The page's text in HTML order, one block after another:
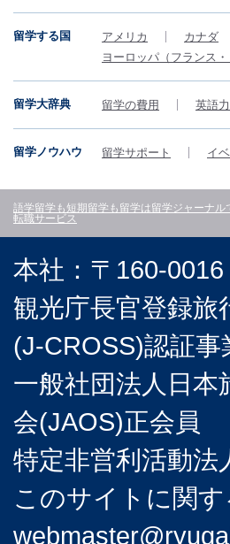
留学する国 アメリカ カナダ
ヨーロッパ（フランス
留学大辞典 留学の費用 英語
留学ノウハウ 留学サポート イ
語学留学も短期留学も留学は留学ジャーナル
転職サービス
本社：〒160-
観光庁長官登録
(J-CROSS)認証事
一般社団法人日
会(JAOS)正会員
特定非営利活動法
このサイトに関